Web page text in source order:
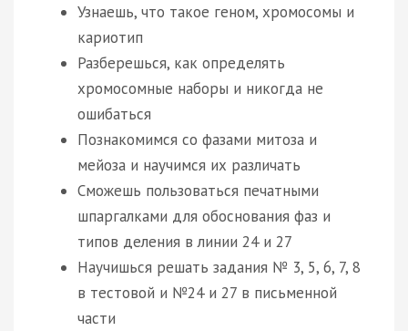
Узнаешь, что такое геном, хромосомы и
кариотип
Разберешься, как определять
хромосомные наборы и никогда не
ошибаться
Познакомимся со фазами митоза и
мейоза и научимся их различать
Сможешь пользоваться печатными
шпаргалками для обоснования фаз и
типов деления в линии 24 и 27
Научишься решать задания № 3, 5, 6, 7, 8
в тестовой и №24 и 27 в письменной
части